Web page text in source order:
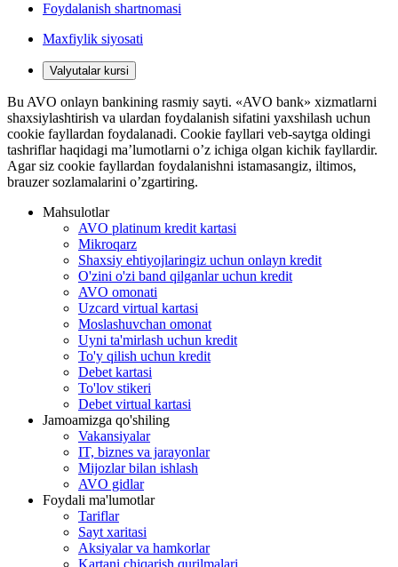
Foydalanish shartnomasi
Maxfiylik siyosati
Valyutalar kursi
Bu AVO onlayn bankining rasmiy sayti. «AVO bank» xizmatlarni
shaxsiylashtirish va ulardan foydalanish sifatini yaxshilash uchun
cookie fayllardan foydalanadi. Cookie fayllari veb-saytga oldingi
tashriflar haqidagi ma’lumotlarni o’z ichiga olgan kichik fayllardir.
Agar siz cookie fayllardan foydalanishni istamasangiz, iltimos,
brauzer sozlamalarini o’zgartiring.
Mahsulotlar
AVO platinum kredit kartasi
Mikroqarz
Shaxsiy ehtiyojlaringiz uchun onlayn kredit
O'zini o'zi band qilganlar uchun kredit
AVO omonati
Uzcard virtual kartasi
Moslashuvchan omonat
Uyni ta'mirlash uchun kredit
To'y qilish uchun kredit
Debet kartasi
To'lov stikeri
Debet virtual kartasi
Jamoamizga qo'shiling
Vakansiyalar
IT, biznes va jarayonlar
Mijozlar bilan ishlash
AVO gidlar
Foydali ma'lumotlar
Tariflar
Sayt xaritasi
Aksiyalar va hamkorlar